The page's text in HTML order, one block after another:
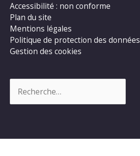
Accessibilité : non conforme
Plan du site
Mentions légales
Politique de protection des données
Gestion des cookies